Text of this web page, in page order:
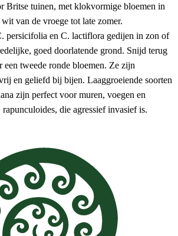
Britse tuinen, met klokvormige bloemen in
van de vroege tot late zomer.
persicifolia en C. lactiflora gedijen in zon of
goed doorlatende grond. Snijd terug
een tweede ronde bloemen. Ze zijn
en geliefd bij bijen. Laaggroeiende soorten
zijn perfect voor muren, voegen en
die agressief invasief is.